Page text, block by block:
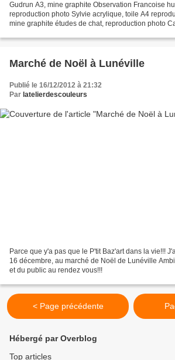
Gudrun A3, mine graphite Observation Francoise
reproduction photo Sylvie acrylique, toile A4
mine graphite études de chat, reproduction photo
Marché de Noël à Lunéville
Publié le 16/12/2012 à 21:32
Par latelierdescouleurs
Parce que y'a pas que le P'tit Baz'art dans la vie!!!
16 décembre, au marché de Noël de Lunéville
et du public au rendez vous!!!
< Page précédente
Hébergé par Overblog
Top articles